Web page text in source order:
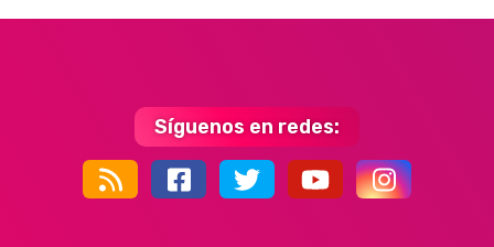
Síguenos en redes:
44k 9k 35k 352